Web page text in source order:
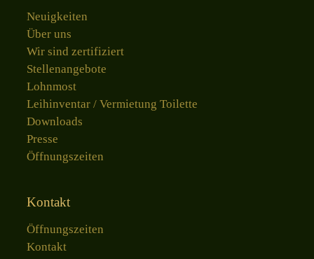
Neuigkeiten
Über uns
Wir sind zertifiziert
Stellenangebote
Lohnmost
Leihinventar / Vermietung Toilette
Downloads
Presse
Öffnungszeiten
Kontakt
Öffnungszeiten
Kontakt